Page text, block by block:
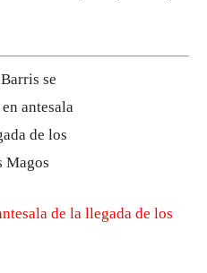
de la llegada de los